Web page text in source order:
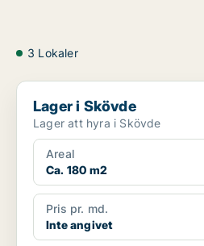
3 Lokaler
Lager i Skövde
Lager i Skövde
Lager att hyra i Skövde
Areal
Ca. 180 m2
Pris pr. md.
Inte angivet